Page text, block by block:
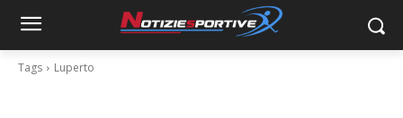
Tags Luperto